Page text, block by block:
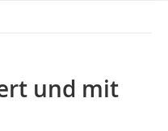
und mit